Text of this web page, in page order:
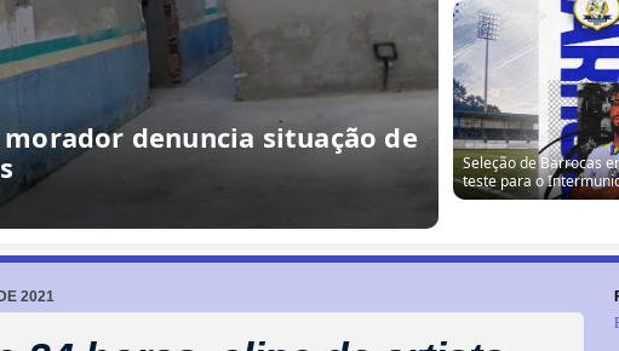
denuncia situação de
Seleção de Barrocas
teste para o
2021